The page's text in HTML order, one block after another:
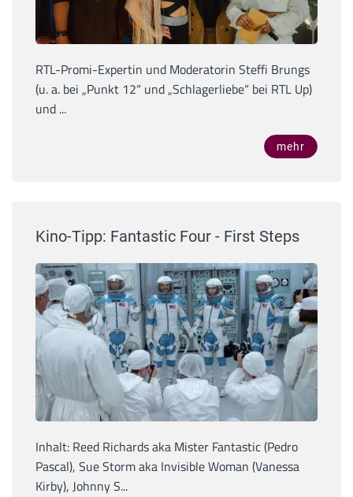
RTL-Promi-Expertin und Moderatorin Steffi Brungs
(u. a. bei „Punkt 12“ und „Schlagerliebe“ bei RTL Up)
und ...
mehr
Kino-Tipp: Fantastic Four - First Steps
Inhalt: Reed Richards aka Mister Fantastic (Pedro
Pascal), Sue Storm aka Invisible Woman (Vanessa
Kirby), Johnny S...